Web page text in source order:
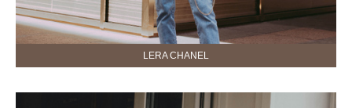
LERA CHANEL